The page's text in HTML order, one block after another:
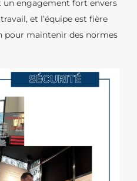
un engagement fort envers
et l’équipe est fière
pour maintenir des normes